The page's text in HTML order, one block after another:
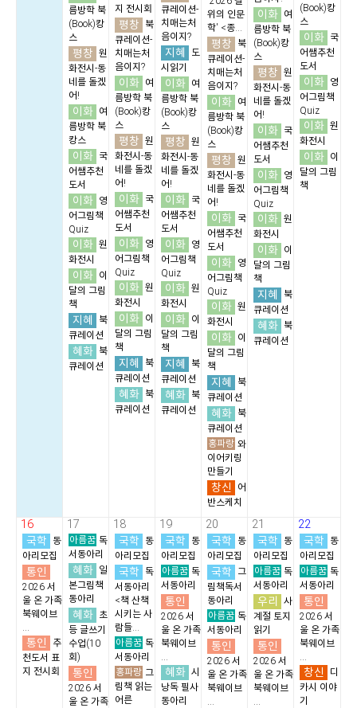
름방학 북
(Book)캉
스
평창 원
화전시-동
네를 돌겠
어!
이화
여
름방학 북
캉스
이화
국
어쌤추천
도서
이화
영
어그림책
Quiz
이화 원
화전시
이화
이
달의 그림
책
지혜
북
큐레이션
혜화
북
큐레이션
지 전시회
평창
북
큐레이션-
치매는처
음이지?
이화
여
름방학 북
(Book)캉
스
평창 원
화전시-동
네를 돌겠
어!
이화
국
어쌤추천
도서
이화
영
어그림책
Quiz
이화 원
화전시
이화
이
달의 그림
책
지혜
북
큐레이션
혜화
북
큐레이션
큐레이션-
치매는처
음이지?
지혜
도
시읽기
이화
여
름방학 북
(Book)캉
스
평창 원
화전시-동
네를 돌겠
어!
이화
국
어쌤추천
도서
이화
영
어그림책
Quiz
이화 원
화전시
이화
이
달의 그림
책
지혜
북
큐레이션
혜화
북
큐레이션
위의 인문
학' <종...
평창
북
큐레이션-
치매는처
음이지?
이화
여
름방학 북
(Book)캉
스
평창 원
화전시-동
네를 돌겠
어!
이화
국
어쌤추천
도서
이화
영
어그림책
Quiz
이화 원
화전시
이화
이
달의 그림
책
지혜
북
큐레이션
혜화
북
큐레이션
홍파랑 와
이어키링
만들기
창신
어
반스케치
이화
여
름방학 북
(Book)캉
스
평창 원
화전시-동
네를 돌겠
어!
이화
국
어쌤추천
도서
이화
영
어그림책
Quiz
이화 원
화전시
이화
이
달의 그림
책
지혜
북
큐레이션
혜화
북
큐레이션
(Book)캉
스
이화
국
어쌤추천
도서
이화
영
어그림책
Quiz
이화 원
화전시
이화
이
달의 그림
책
16
국학
동
아리모집
통인
2026 서
울 온 가족
북웨이브
...
통인
추
천도서 표
지 전시회
17
아름꿈 독
서동아리
혜화
일
본그림책
동아리
혜화
초
등 글쓰기
수업(10
회)
통인
2026 서
울 온 가족
18
국학
동
아리모집
국학
독
서동아리
<책 산책
시키는 사
람들...
아름꿈 독
서동아리
홍파랑 그
림책 읽는
어른
19
국학
동
아리모집
아름꿈 독
서동아리
통인
2026 서
울 온 가족
북웨이브
...
혜화 시
낭독 필사
동아리
20
국학
동
아리모집
국학
그
림책독서
동아리
아름꿈 독
서동아리
통인
2026 서
울 온 가족
북웨이브
...
21
국학
동
아리모집
아름꿈 독
서동아리
우리
사
계절 토지
읽기
통인
2026 서
울 온 가족
북웨이브
...
22
국학
동
아리모집
아름꿈 독
서동아리
통인
2026 서
울 온 가족
북웨이브
...
창신
디
카시 이야
기